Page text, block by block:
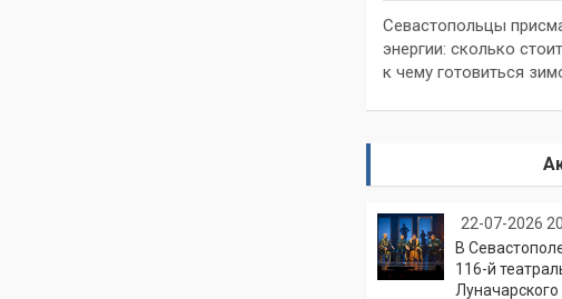
Севастопольцы
энергии: сколько
к чему готовиться
22-07-2026
В
116-й
Луначарского